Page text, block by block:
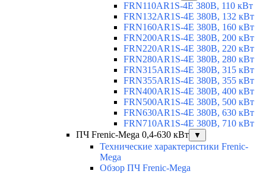
FRN110AR1S-4E 380В, 110 кВт
FRN132AR1S-4E 380В, 132 кВт
FRN160AR1S-4E 380В, 160 кВт
FRN200AR1S-4E 380В, 200 кВт
FRN220AR1S-4E 380В, 220 кВт
FRN280AR1S-4E 380В, 280 кВт
FRN315AR1S-4E 380В, 315 кВт
FRN355AR1S-4E 380В, 355 кВт
FRN400AR1S-4E 380В, 400 кВт
FRN500AR1S-4E 380В, 500 кВт
FRN630AR1S-4E 380В, 630 кВт
FRN710AR1S-4E 380В, 710 кВт
ПЧ Frenic-Mega 0,4-630 кВт
▼
Технические характеристики Frenic-
Mega
Обзор ПЧ Frenic-Mega